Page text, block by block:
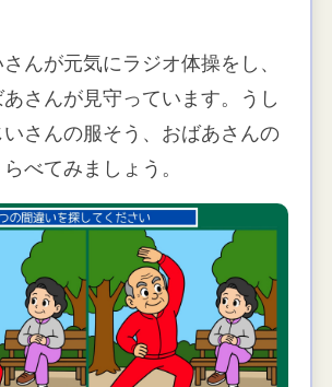
んが元気にラジオ体操をし、
さんが見守っています。うし
さんの服そう、おばあさんの
べてみましょう。